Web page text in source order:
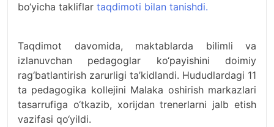
bo‘yicha takliflar taqdimoti bilan tanishdi.
Taqdimot davomida, maktablarda bilimli va
izlanuvchan pedagoglar ko‘payishini doimiy
rag‘batlantirish zarurligi ta’kidlandi. Hududlardagi 11
ta pedagogika kollejini Malaka oshirish markazlari
tasarrufiga o‘tkazib, xorijdan trenerlarni jalb etish
vazifasi qo‘yildi.